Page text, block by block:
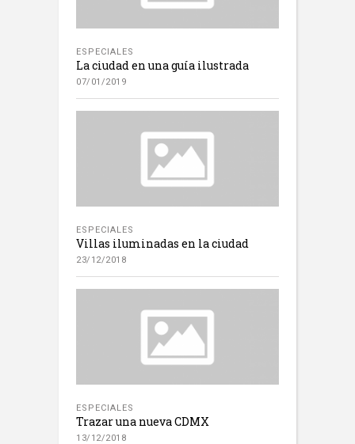
ESPECIALES
La ciudad en una guía ilustrada
07/01/2019
ESPECIALES
Villas iluminadas en la ciudad
23/12/2018
ESPECIALES
Trazar una nueva CDMX
13/12/2018